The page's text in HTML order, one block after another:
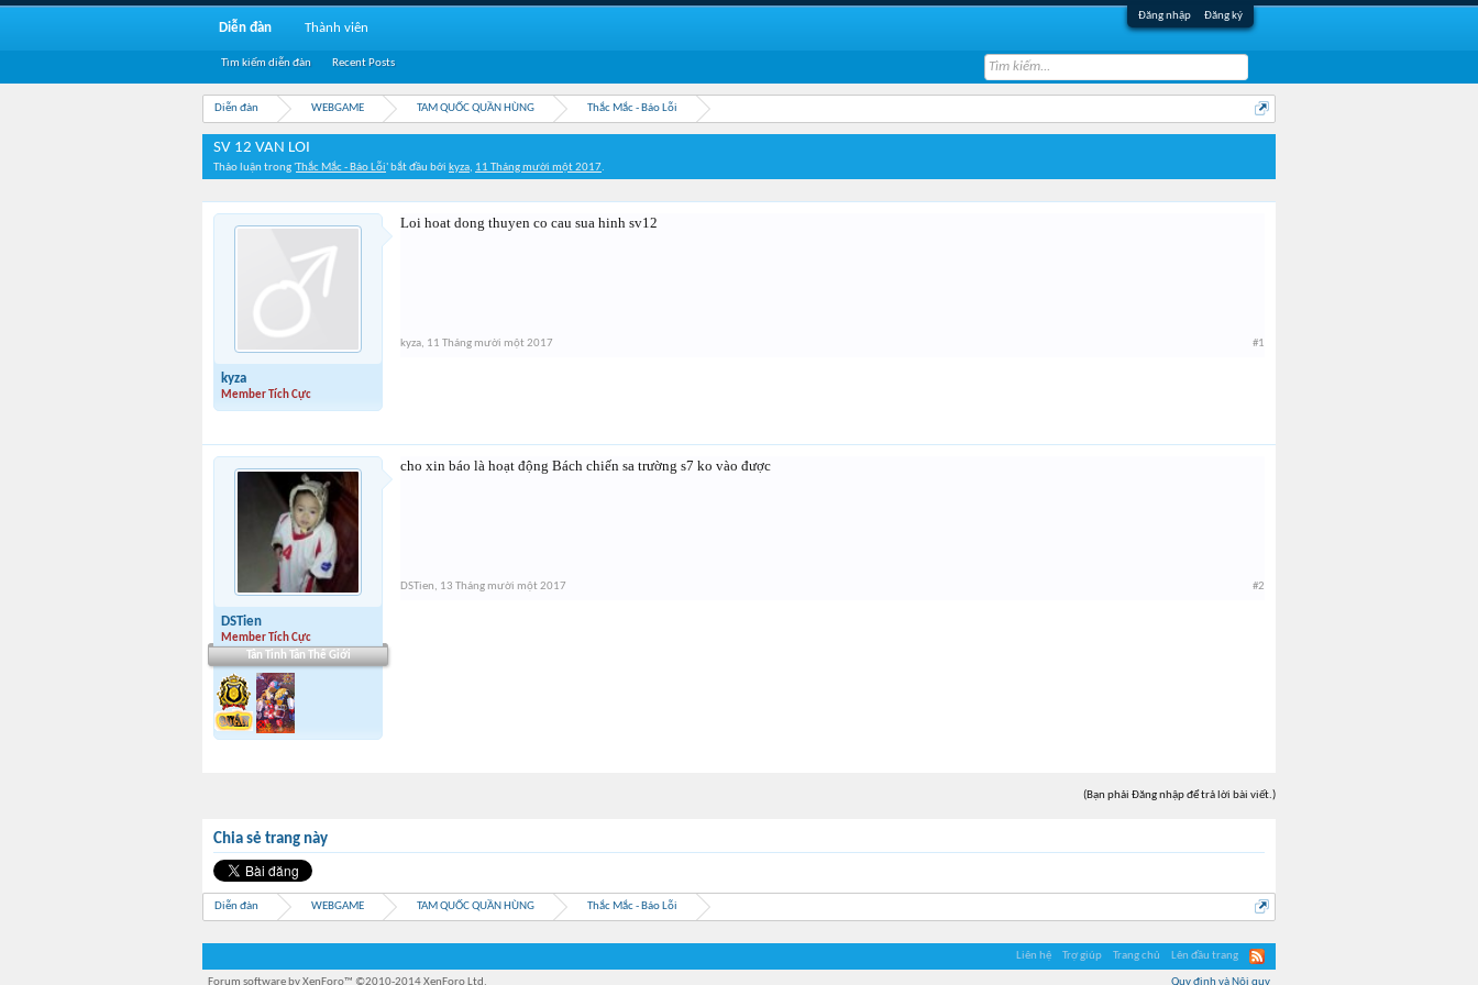
Đăng nhập Đăng ký
Diễn đàn WEBGAME TAM QUỐC QUẦN HÙNG Thắc Mắc - Báo Lỗi
SV 12 VAN LOI
Thảo luận trong 'Thắc Mắc - Báo Lỗi' bắt đầu bởi kyza, 11 Tháng mười một 2017.
kyza
Member Tích Cực
Loi hoat dong thuyen co cau sua hinh sv12
kyza, 11 Tháng mười một 2017 #1
DSTien
Member Tích Cực
Tân Tinh Tân Thế Giới
cho xin báo là hoạt động Bách chiến sa trường s7 ko vào được
DSTien, 13 Tháng mười một 2017 #2
(Bạn phải Đăng nhập để trả lời bài viết.)
Chia sẻ trang này
Diễn đàn WEBGAME TAM QUỐC QUẦN HÙNG Thắc Mắc - Báo Lỗi
Diễn đàn
Tìm kiếm diễn đàn Recent Posts
Thành viên
Liên hệ Trợ giúp Trang chủ Lên đầu trang
Quy định và Nội quy
Forum software by XenForo™ ©2010-2014 XenForo Ltd.